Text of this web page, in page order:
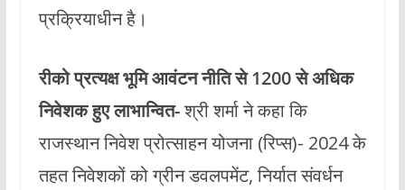
प्रक्रियाधीन है।
रीको प्रत्यक्ष भूमि आवंटन नीति से 1200 से अधिक
निवेशक हुए लाभान्वित-श्री शर्मा ने कहा कि
राजस्थान निवेश प्रोत्साहन योजना (रिप्स)- 2024 के
तहत निवेशकों को ग्रीन डवलपमेंट, निर्यात संवर्धन